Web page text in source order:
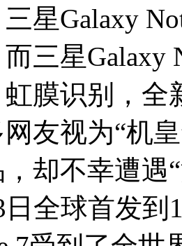
星Galaxy
三星Galaxy
膜识别，全
友视为“机
却不幸遭遇
全球首发到